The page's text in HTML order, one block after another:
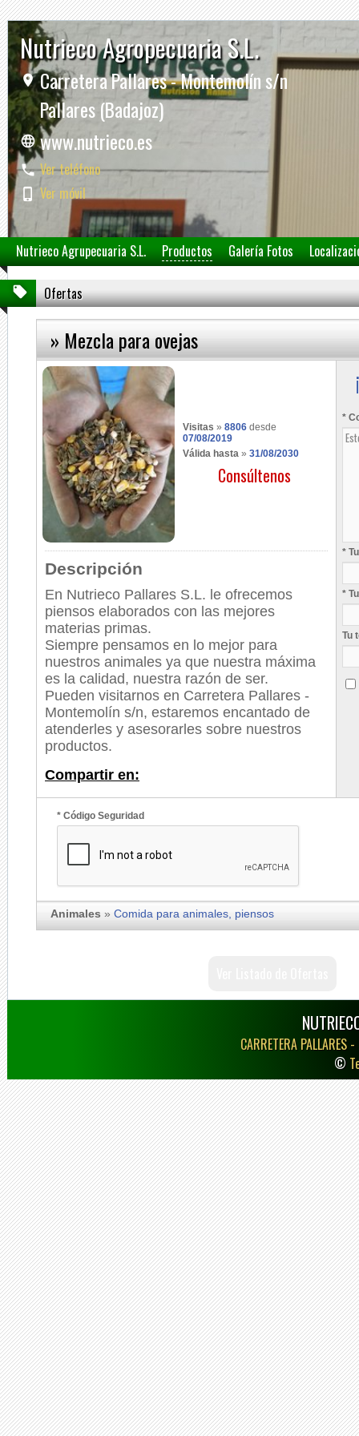
Nutrieco Agropecuaria S.L.
Carretera Pallares - Montemolín s/n
Pallares (Badajoz)
www.nutrieco.es
Ver teléfono
Ver móvil
Nutrieco Agrupecuaria S.L. Productos Galería Fotos
Ofertas
» Mezcla para ovejas
Visitas » 8806 desde
07/08/2019
Válida hasta » 31/08/2030
Consúltenos
Descripción
En Nutrieco Pallares S.L. le ofrecemos
piensos elaborados con las mejores
materias primas.
Siempre pensamos en lo mejor para
nuestros animales ya que nuestra máxima
es la calidad, nuestra razón de ser.
Pueden visitarnos en Carretera Pallares -
Montemolín s/n, estaremos encantado de
atenderles y asesorarles sobre nuestros
productos.
Compartir en:
*
*
*
Tu
* Código Seguridad
Animales » Comida para animales, piensos
CARRETERA
©